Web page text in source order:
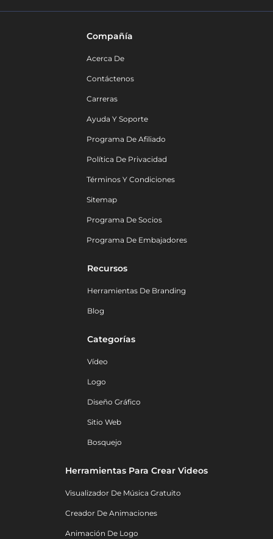
Compañía
Acerca De
Contáctenos
Carreras
Ayuda Y Soporte
Programa De Afiliado
Política De Privacidad
Términos Y Condiciones
Sitemap
Programa De Socios
Programa De Embajadores
Recursos
Herramientas De Branding
Blog
Categorías
Vídeo
Logo
Diseño Gráfico
Sitio Web
Bosquejo
Herramientas Para Crear Videos
Visualizador De Música Gratuito
Creador De Animaciones
Animación De Logo